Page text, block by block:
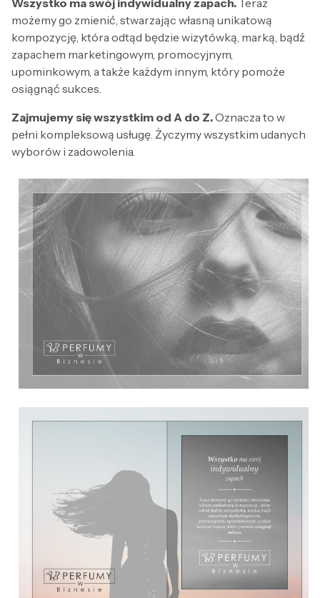
Wszystko ma swój indywidualny zapach. Teraz
możemy go zmienić, stwarzając własną unikatową
kompozycję, która odtąd będzie wizytówką, marką, bądź
zapachem marketingowym, promocyjnym,
upominkowym, a także każdym innym, który pomoże
osiągnąć sukces.
Zajmujemy się wszystkim od A do Z.Oznacza to w
pełni kompleksową usługę. Życzymy wszystkim udanych
wyborów i zadowolenia.